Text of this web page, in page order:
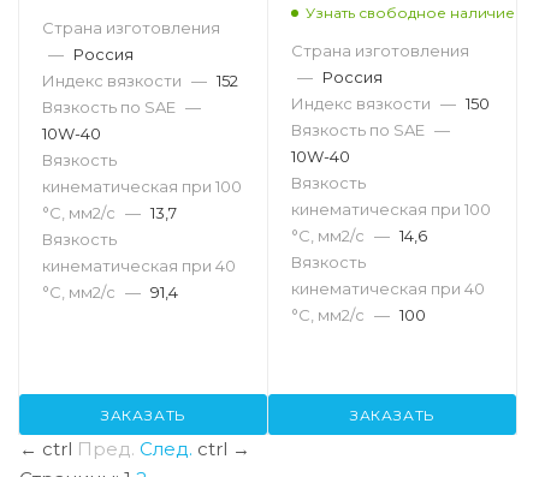
Страна изготовления
— Россия
Индекс вязкости — 152
Вязкость по SAE —
10W-40
Вязкость
кинематическая при 100
°С, мм2/с — 13,7
Вязкость
кинематическая при 40
°С, мм2/с — 91,4
ЗАКАЗАТЬ
Узнать свободное наличие
Страна изготовления
— Россия
Индекс вязкости — 150
Вязкость по SAE —
10W-40
Вязкость
кинематическая при 100
°С, мм2/с — 14,6
Вязкость
кинематическая при 40
°С, мм2/с — 100
ЗАКАЗАТЬ
← ctrl Пред. След. ctrl →